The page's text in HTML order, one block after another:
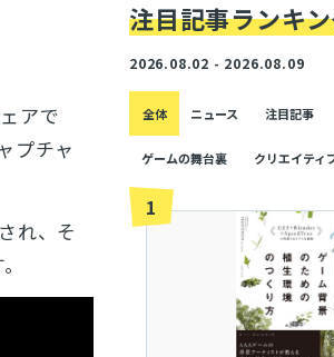
アで
プチャ
れ、そ
注目記事ランキ
2026.08.02 - 2026.08.09
全体 ニュース 注目記事
ゲームの舞台裏 クリエイティ
1